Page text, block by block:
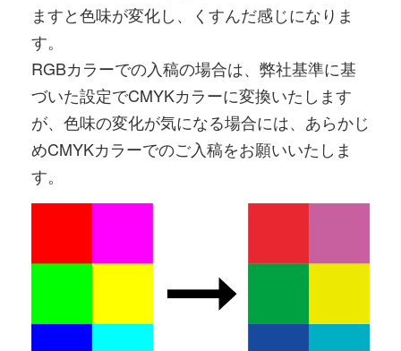
ますと色味が変化し、くすんだ感じになりま
す。
RGBカラーでの入稿の場合は、弊社基準に基
づいた設定でCMYKカラーに変換いたします
が、色味の変化が気になる場合には、あらかじ
めCMYKカラーでのご入稿をお願いいたしま
す。